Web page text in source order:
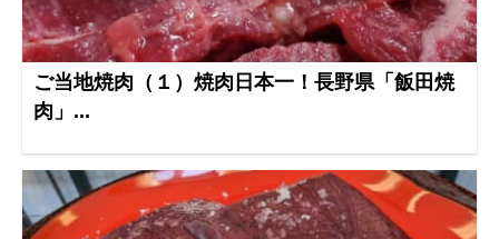
ご当地焼肉（１）焼肉日本一！長野県「飯田焼
肉」...